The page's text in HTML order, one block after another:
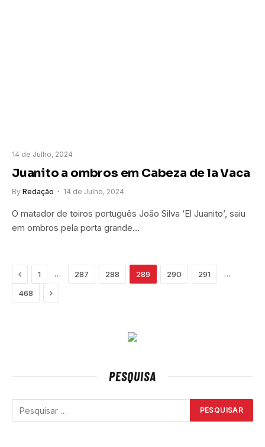
14 de Julho, 2024
Juanito a ombros em Cabeza de la Vaca
By Redação 14 de Julho, 2024
O matador de toiros português João Silva ‘El Juanito’, saiu
em ombros pela porta grande…
Previous
1 … 287 288 289 290 291 …
468 Next
PESQUISA